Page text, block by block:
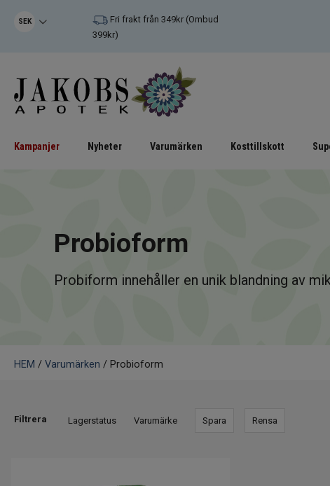
SEK
Fri frakt från 349kr (Ombud
399kr)
Kampanjer Nyheter Varumärken Kosttillskott
Probioform
Probiform innehåller en unik blandning av
HEM / Varumärken / Probioform
Filtrera Lagerstatus Varumärke Spara Rensa